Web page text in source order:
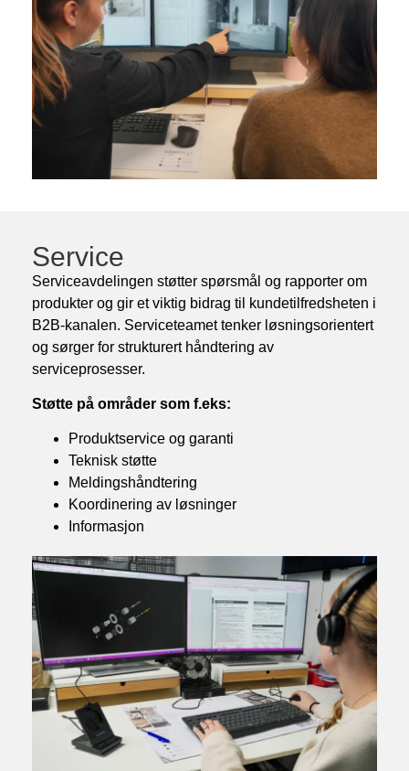
Service
Serviceavdelingen støtter spørsmål og rapporter om
produkter og gir et viktig bidrag til kundetilfredsheten i
B2B-kanalen. Serviceteamet tenker løsningsorientert
og sørger for strukturert håndtering av
serviceprosesser.
Støtte på områder som f.eks:
Produktservice og garanti
Teknisk støtte
Meldingshåndtering
Koordinering av løsninger
Informasjon